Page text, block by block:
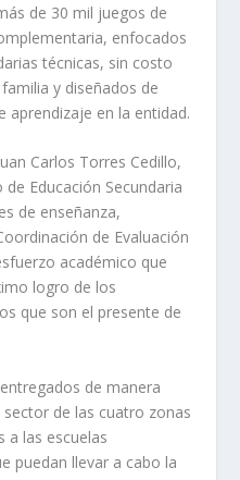
de 30 mil juegos de
enfocados
técnicas, sin costo
y diseñados de
aprendizaje en la entidad.
Carlos Torres Cedillo,
Educación Secundaria
de enseñanza,
de Evaluación
académico que
logro de los
que son el presente de
de manera
de las cuatro zonas
a las escuelas
puedan llevar a cabo la